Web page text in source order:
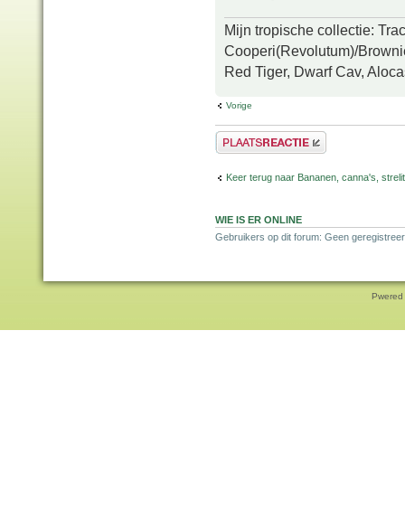
Mijn tropische collectie:
Cooperi(Revolutum)/
Red Tiger, Dwarf Cav,
Vorige
Plaats een reactie
Keer terug naar Bananen, canna's,
WIE IS ER ONLINE
Gebruikers op dit forum: Geen